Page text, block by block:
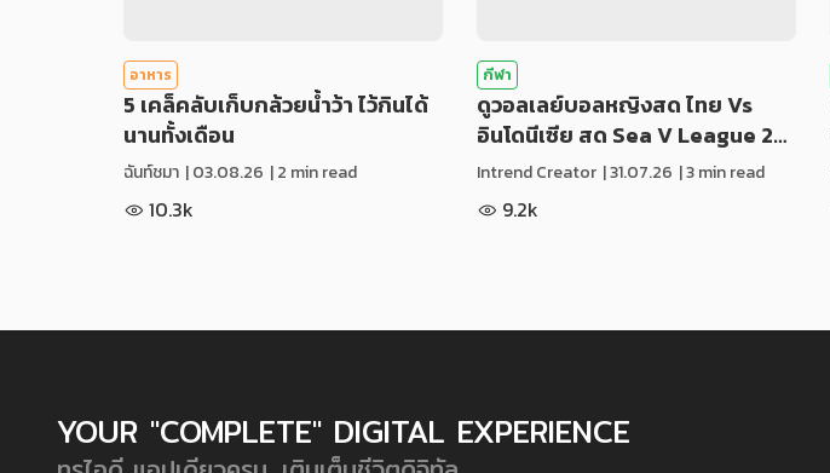
อาหาร
5 เคล็คลับเก็บกล้วยน้ำว้า ไว้กินได้
นานทั้งเดือน
ฉันท์ชมา |03.08.26 | 2 min read
10.3k
กีฬา
ดูวอลเลย์บอลหญิงสด ไทย Vs
อินโดนีเซีย สด Sea V League 2…
Intrend Creator |31.07.26 | 3 min read
9.2k
YOUR "COMPLETE" DIGITAL EXPERIENCE